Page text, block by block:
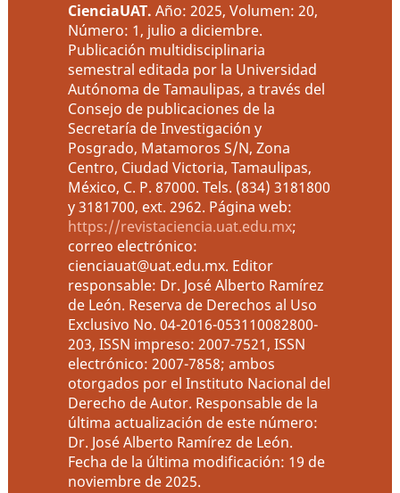
CienciaUAT. Año: 2025, Volumen: 20,
Número: 1, julio a diciembre.
Publicación multidisciplinaria
semestral editada por la Universidad
Autónoma de Tamaulipas, a través del
Consejo de publicaciones de la
Secretaría de Investigación y
Posgrado, Matamoros S/N, Zona
Centro, Ciudad Victoria, Tamaulipas,
México, C. P. 87000. Tels. (834) 3181800
y 3181700, ext. 2962. Página web:
https://revistaciencia.uat.edu.mx;
correo electrónico:
cienciauat@uat.edu.mx. Editor
responsable: Dr. José Alberto Ramírez
de León. Reserva de Derechos al Uso
Exclusivo No. 04-2016-053110082800-
203, ISSN impreso: 2007-7521, ISSN
electrónico: 2007-7858; ambos
otorgados por el Instituto Nacional del
Derecho de Autor. Responsable de la
última actualización de este número:
Dr. José Alberto Ramírez de León.
Fecha de la última modificación: 19 de
noviembre de 2025.